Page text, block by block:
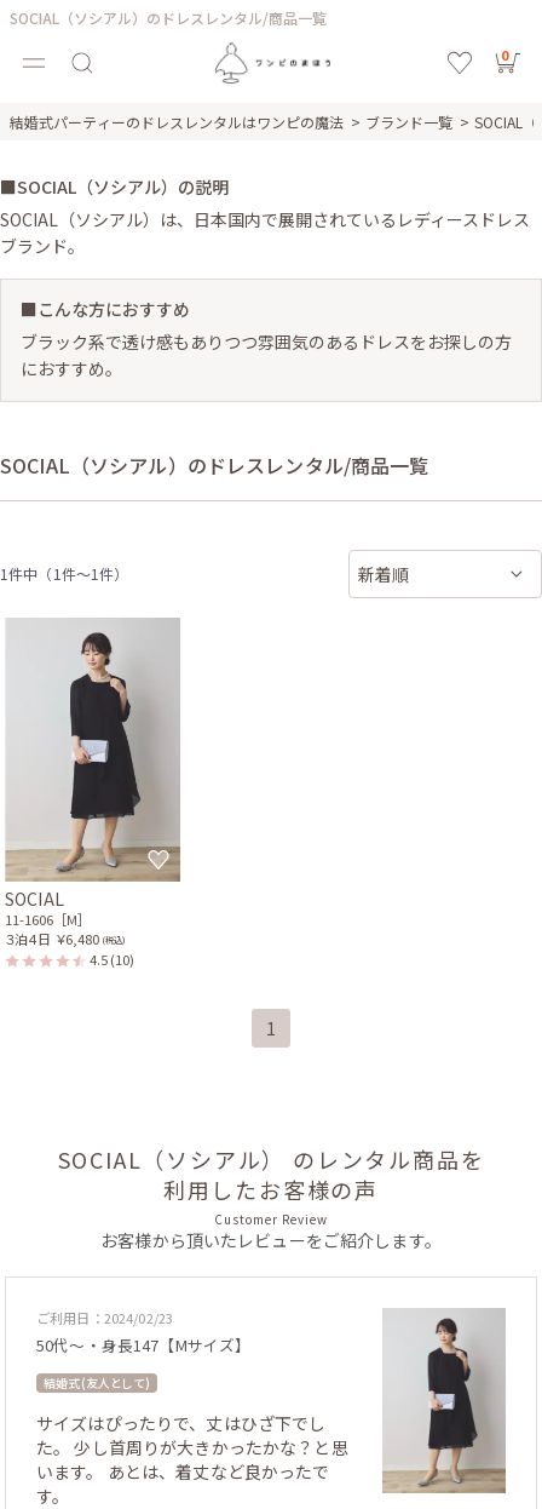
SOCIAL（ソシアル）のドレスレンタル/商品一覧
0
結婚式パーティーのドレスレンタルはワンピの魔法 ブランド一覧 SOCIAL
■SOCIAL（ソシアル）の説明
SOCIAL（ソシアル）は、日本国内で展開されているレディースドレス
ブランド。
■こんな方におすすめ
ブラック系で透け感もありつつ雰囲気のあるドレスをお探しの方
におすすめ。
SOCIAL（ソシアル）のドレスレンタル/商品一覧
1件中（1件〜1件）
SOCIAL
11-1606［M］
３泊４日 ￥6,480 (税込)
4.5(10)
1
SOCIAL（ソシアル） のレンタル商品を
利用したお客様の声
Customer Review
お客様から頂いたレビューをご紹介します。
ご利用日：2024/02/23
50代～・身長147【Mサイズ】
結婚式 (友人として)
サイズはぴったりで、丈はひざ下でし
た。 少し首周りが大きかったかな？と思
います。 あとは、着丈など良かったで
す。